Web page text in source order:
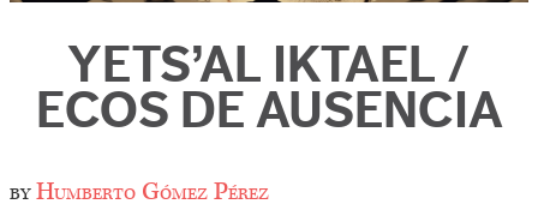
YETS’AL IKTAEL /
ECOS DE AUSENCIA
byHumberto Gómez Pérez